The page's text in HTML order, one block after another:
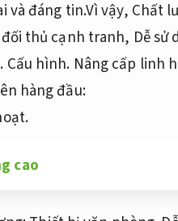
và đáng tin.Vì vậy, Chất
thủ cạnh tranh, Dễ sử
Cấu hình. Nâng cấp linh
hàng đầu:
cao